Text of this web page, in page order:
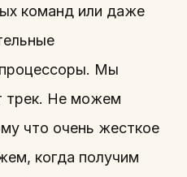
команд или даже
Мы
трек. Не можем
что очень жесткое
когда получим